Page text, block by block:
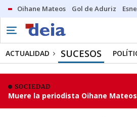
Oihane Mateos Gol de Aduriz
ACTUALIDAD SUCESOS
SOCIEDAD
Muere la periodista Oihane